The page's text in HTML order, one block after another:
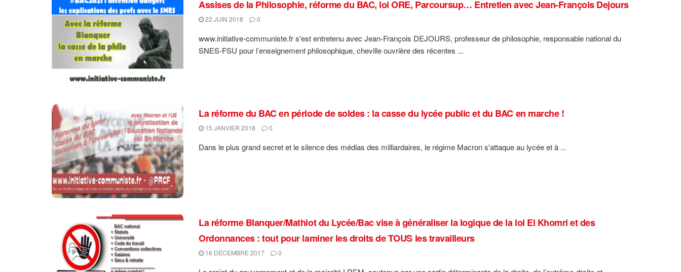
Assises de la Philosophie, réforme du BAC, loi ORE, Parcoursup… Entretien avec Jean-François Dejours
22 JUIN 2018 0
www.initiative-communiste.fr s'est entretenu avec Jean-François DEJOURS, professeur de philosophie, responsable national du
SNES-FSU pour l’enseignement philosophique, cheville ouvrière des récentes ...
La réforme du BAC en période de soldes : la casse du lycée public et du BAC en marche !
15 JANVIER 2018 0
Dans le plus grand secret et le silence des médias des milliardaires, le régime Macron s'attaque au lycée et à ...
La réforme Blanquer/Mathiot du Lycée/Bac vise à généraliser la logique de la loi El Khomri et des
Ordonnances : tout pour laminer les droits de TOUS les travailleurs
16 DÉCEMBRE 2017 0